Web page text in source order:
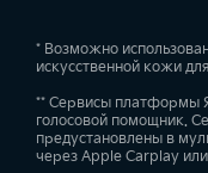
* Возможно
искусственной кожи
** Сервисы платформы
голосовой помощник.
предустановлены в
через Apple Carplay